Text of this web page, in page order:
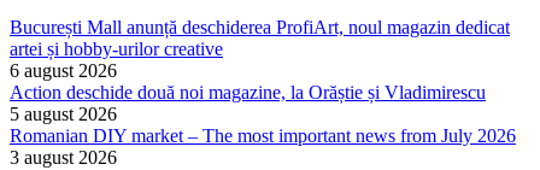
București Mall anunță deschiderea ProfiArt, noul magazin dedicat
artei și hobby-urilor creative
6 august 2026
Action deschide două noi magazine, la Orăștie și Vladimirescu
5 august 2026
Romanian DIY market – The most important news from July 2026
3 august 2026